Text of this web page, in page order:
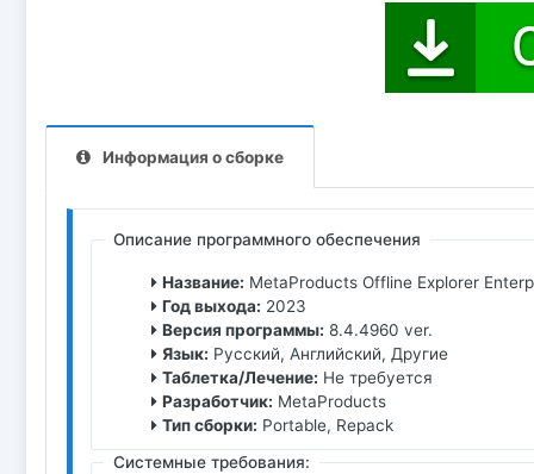
Информация о сборке
Описание программного обеспечения
Название: MetaProducts Offline Explorer
Год выхода: 2023
Версия программы: 8.4.4960 ver.
Язык: Русский, Английский, Другие
Таблетка/Лечение: Не требуется
Разработчик: MetaProducts
Тип сборки: Portable, Repack
Системные требования: